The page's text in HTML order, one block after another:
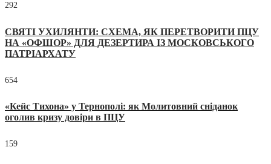
292
СВЯТІ УХИЛЯНТИ: СХЕМА, ЯК ПЕРЕТВОРИТИ ПЦУ
НА «ОФШОР» ДЛЯ ДЕЗЕРТИРА ІЗ МОСКОВСЬКОГО
ПАТРІАРХАТУ
654
«Кейс Тихона» у Тернополі: як Молитовний сніданок
оголив кризу довіри в ПЦУ
159